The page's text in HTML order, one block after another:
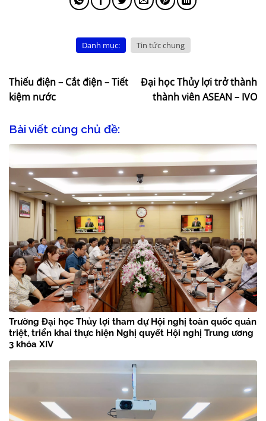
Danh mục: Tin tức chung
Thiếu điện – Cắt điện – Tiết
kiệm nước
Đại học Thủy lợi trở thành
thành viên ASEAN – IVO
Bài viết cùng chủ đề:
Trường Đại học Thủy lợi tham dự Hội nghị toàn quốc quán
triệt, triển khai thực hiện Nghị quyết Hội nghị Trung ương
3 khóa XIV